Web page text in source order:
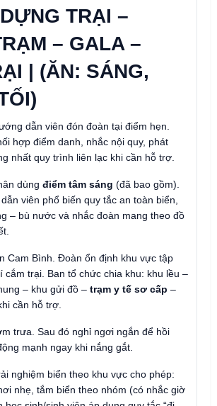
TRẠI –
– GALA –
| (ĂN: SÁNG,
dẫn viên đón đoàn tại điểm hẹn.
hợp điểm danh, nhắc nội quy, phát
nhất quy trình liên lạc khi cần hỗ trợ.
dùng điểm tâm sáng (đã bao gồm).
viên phổ biến quy tắc an toàn biển,
– bù nước và nhắc đoàn mang theo đồ
Cam Bình. Đoàn ổn định khu vực tập
cắm trại. Ban tổ chức chia khu: khu lều –
– khu gửi đồ – trạm y tế sơ cấp –
cần hỗ trợ.
trưa. Sau đó nghỉ ngơi ngắn để hồi
mạnh ngay khi nắng gắt.
nghiệm biển theo khu vực cho phép:
nhẹ, tắm biển theo nhóm (có nhắc giờ